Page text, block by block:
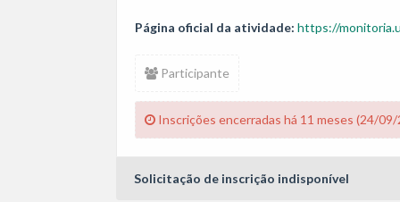
Página oficial da atividade: https://
Participante
Inscrições encerradas há 11 meses (24/
Solicitação de inscrição indisponível